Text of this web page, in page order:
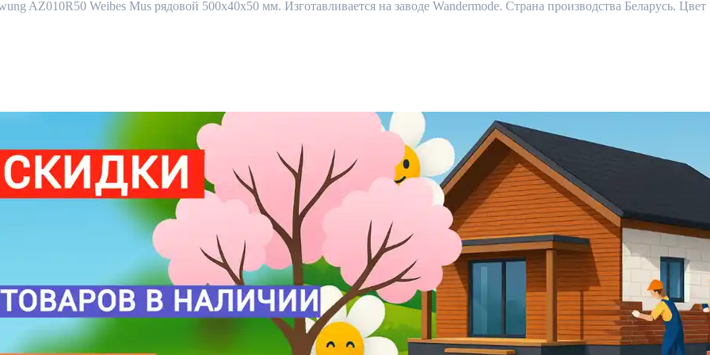
AZ010R50 Weibes Mus рядовой 500x40x50 мм. Изготавливается на заводе Wandermode. Страна производства Беларусь. Цвет